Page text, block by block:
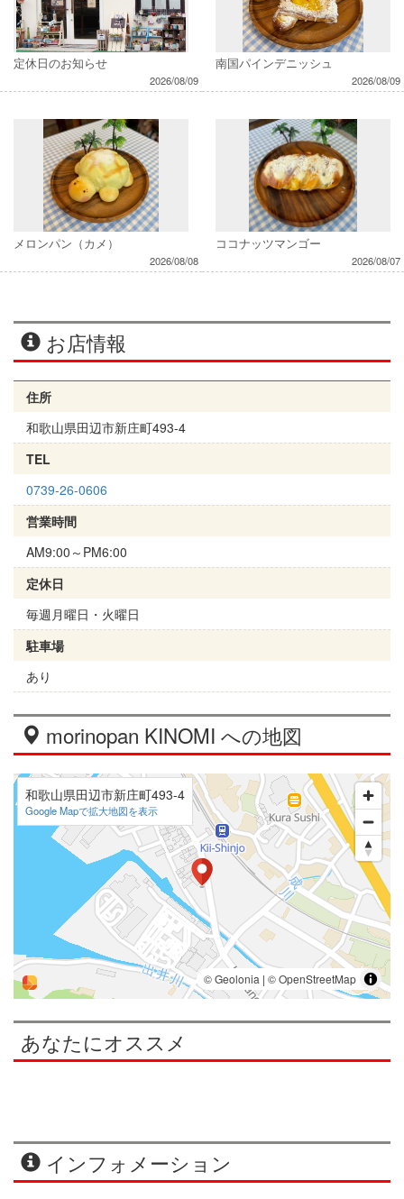
定休日のお知らせ
2026/08/09
南国パインデニッシュ
2026/08/09
メロンパン（カメ）
2026/08/08
ココナッツマンゴー
2026/08/07
お店情報
住所
和歌山県田辺市新庄町493-4
TEL
0739-26-0606
営業時間
AM9:00～PM6:00
定休日
毎週月曜日・火曜日
駐車場
あり
morinopan KINOMI への地図
和歌山県田辺市新庄町493-4
Google Mapで拡大地図を表示
あなたにオススメ
インフォメーション